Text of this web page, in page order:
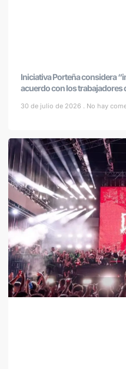
Iniciativa Porteña considera
acuerdo con los trabajadores
30 de julio de 2026 No hay